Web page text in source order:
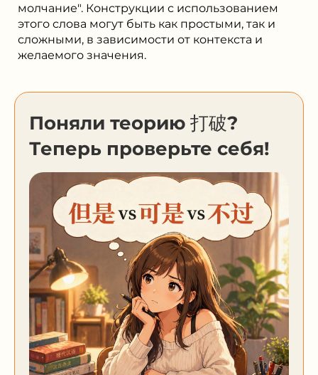
молчание". Конструкции с использованием
этого слова могут быть как простыми, так и
сложными, в зависимости от контекста и
желаемого значения.
Поняли теорию 打破?
Теперь проверьте себя!